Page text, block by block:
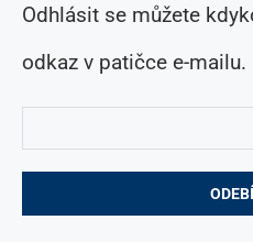
Odhlásit se můžete
odkaz v patičce e-mailu.